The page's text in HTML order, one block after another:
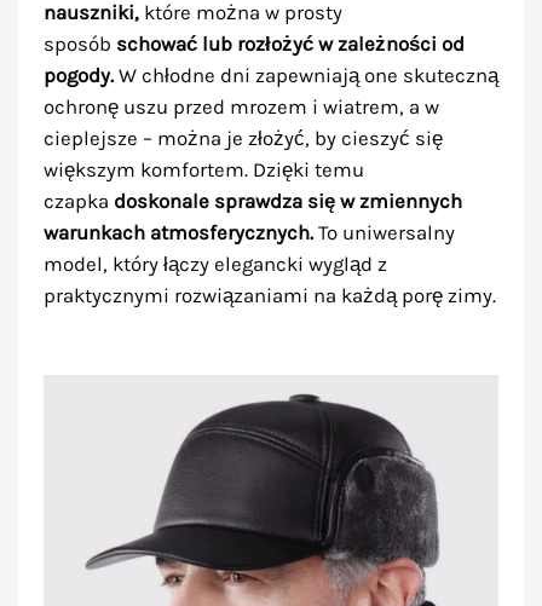
nauszniki,które można w prosty
sposób schować lub rozłożyć w zależności od
pogody.W chłodne dni zapewniają one skuteczną
ochronę uszu przed mrozem i wiatrem, a w
cieplejsze – można je złożyć, by cieszyć się
większym komfortem. Dzięki temu
czapka doskonale sprawdza się w zmiennych
warunkach atmosferycznych. To uniwersalny
model, który łączy elegancki wygląd z
praktycznymi rozwiązaniami na każdą porę zimy.